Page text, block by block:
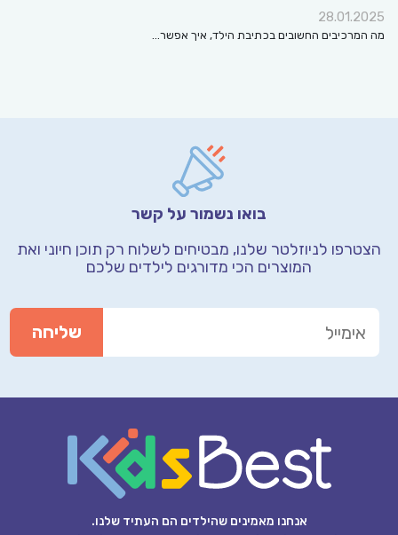
28.01.2025
מה המרכיבים החשובים בכתיבת הילד, איך אפשר…
בואו נשמור על קשר
הצטרפו לניוזלטר שלנו, מבטיחים לשלוח רק תוכן חיוני ואת
המוצרים הכי מדורגים לילדים שלכם
אנחנו מאמינים שהילדים הם העתיד שלנו.